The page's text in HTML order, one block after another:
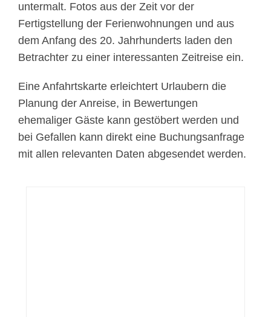
untermalt. Fotos aus der Zeit vor der
Fertigstellung der Ferienwohnungen und aus
dem Anfang des 20. Jahrhunderts laden den
Betrachter zu einer interessanten Zeitreise ein.
Eine Anfahrtskarte erleichtert Urlaubern die
Planung der Anreise, in Bewertungen
ehemaliger Gäste kann gestöbert werden und
bei Gefallen kann direkt eine Buchungsanfrage
mit allen relevanten Daten abgesendet werden.